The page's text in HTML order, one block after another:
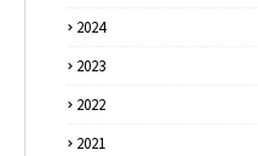
2024
2023
2022
2021